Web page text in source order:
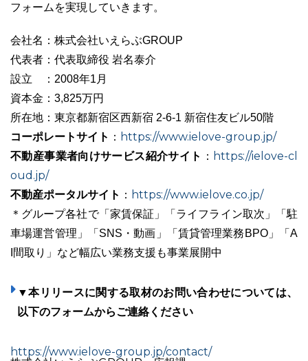
フォームを実現していきます。
会社名：株式会社いえらぶGROUP
代表者：代表取締役 岩名泰介
設立 ：2008年1月
資本金：3,825万円
所在地：東京都新宿区西新宿 2-6-1 新宿住友ビル50階
コーポレートサイト ： https://www.ielove-group.jp/
不動産事業者向けサービス紹介サイト
： https://ielove-cl
oud.jp/
不動産ポータルサイト ： https://www.ielove.co.jp/
＊グループ各社で「家賃保証」「ライフライン取次」「駐
車場運営管理」「SNS・動画」「賃貸管理業務BPO」「A
I間取り」など幅広い業務支援も事業展開中
▼本リリースに関する取材のお問い合わせについては、
以下のフォームからご連絡ください
https://www.ielove-group.jp/contact/